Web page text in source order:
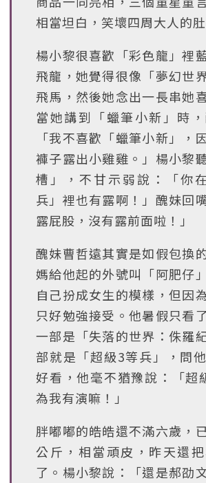
相當坦白，笑壞四周大人的肚
楊小黎很喜歡「彩色龍」裡
飛龍，她覺得很像「夢幻世
飛馬，然後她念出一長串她
當她講到「蠟筆小新」時，
「我不喜歡「蠟筆小新」，
褲子露出小雞雞。」楊小黎
槽」，不甘示弱說：「你
兵」裡也有露啊！」醜妹回
露屁股，沒有露前面啦！」
醜妹曹哲遠其實是如假包換
媽給他起的外號叫「阿肥仔
自己扮成女生的模樣，但因
只好勉強接受。他暑假只看
一部是「失落的世界：侏羅
部就是「超級3等兵」，問
好看，他毫不猶豫說：「超
為我有演嘛！」
胖嘟嘟的皓皓還不滿六歲，
公斤，相當頑皮，昨天還
了。楊小黎說：「還是郝劭